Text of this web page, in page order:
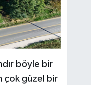
böyle bir
çok güzel bir